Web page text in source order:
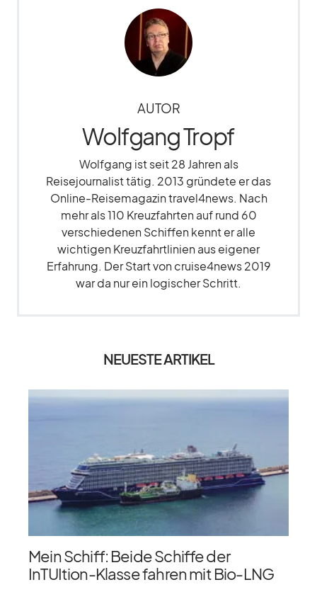
AUTOR
Wolfgang Tropf
Wolfgang ist seit 28 Jahren als
Reisejournalist tätig. 2013 gründete er das
Online-Reisemagazin travel4news. Nach
mehr als 110 Kreuzfahrten auf rund 60
verschiedenen Schiffen kennt er alle
wichtigen Kreuzfahrtlinien aus eigener
Erfahrung. Der Start von cruise4news 2019
war da nur ein logischer Schritt.
NEUESTE ARTIKEL
Mein Schiff: Beide Schiffe der
InTUItion-Klasse fahren mit Bio-LNG